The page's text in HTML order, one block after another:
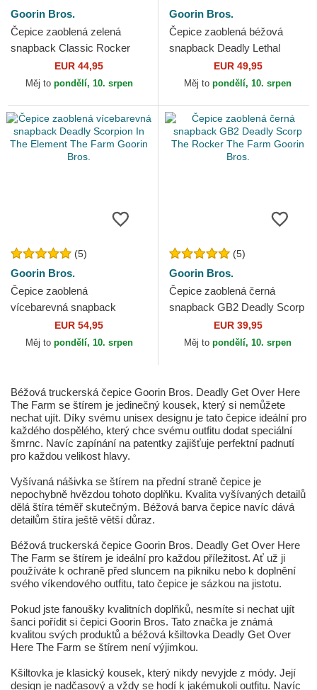
Goorin Bros.
Čepice zaoblená zelená
snapback Classic Rocker
Deadly The Farm Goorin
Bros.
EUR 44,95
Měj to pondělí, 10. srpen
Goorin Bros.
Čepice zaoblená béžová
snapback Deadly Lethal
Linen Rugged Comfort The
Farm Goorin Bros.
EUR 49,95
Měj to pondělí, 10. srpen
(5)
Goorin Bros.
Čepice zaoblená
vícebarevná snapback
Deadly Scorpion In The
Element The Farm Goorin
EUR 54,95
Měj to pondělí, 10. srpen
(5)
Goorin Bros.
Čepice zaoblená černá
snapback GB2 Deadly Scorp
The Rocker The Farm Goorin
Bros.
EUR 39,95
Měj to pondělí, 10. srpen
Béžová truckerská čepice Goorin Bros. Deadly Get Over Here
The Farm se štírem je jedinečný kousek, který si nemůžete
nechat ujít. Díky svému unisex designu je tato čepice ideální pro
každého dospělého, který chce svému outfitu dodat speciální
šmrnc. Navíc zapínání na patentky zajišťuje perfektní padnutí
pro každou velikost hlavy.
Vyšívaná nášivka se štírem na přední straně čepice je
nepochybně hvězdou tohoto doplňku. Kvalita vyšívaných detailů
dělá štíra téměř skutečným. Béžová barva čepice navíc dává
detailům štíra ještě větší důraz.
Béžová truckerská čepice Goorin Bros. Deadly Get Over Here
The Farm se štírem je ideální pro každou příležitost. Ať už ji
používáte k ochraně před sluncem na pikniku nebo k doplnění
svého víkendového outfitu, tato čepice je sázkou na jistotu.
Pokud jste fanoušky kvalitních doplňků, nesmíte si nechat ujít
šanci pořídit si čepici Goorin Bros. Tato značka je známá
kvalitou svých produktů a béžová kšiltovka Deadly Get Over
Here The Farm se štírem není výjimkou.
Kšiltovka je klasický kousek, který nikdy nevyjde z módy. Její
design je nadčasový a vždy se hodí k jakémukoli outfitu. Navíc